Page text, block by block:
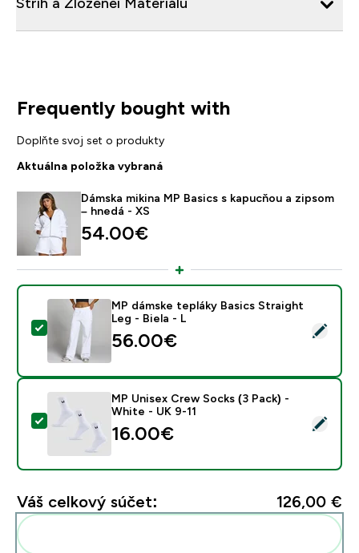
Frequently bought with
Doplňte svoj set o produkty
Aktuálna položka vybraná
Dámska mikina MP Basics s kapucňou a zipsom
– hnedá - XS
54.00€‎
Vybrať tento produkt - MP dámske tepláky Basics
MP dámske tepláky Basics Straight
Leg - Biela - L
56.00€‎
Vybrať tento produkt - MP Unisex Crew Socks (3
MP Unisex Crew Socks (3 Pack) -
White - UK 9-11
16.00€‎
Váš celkový súčet: 126,00 €‎